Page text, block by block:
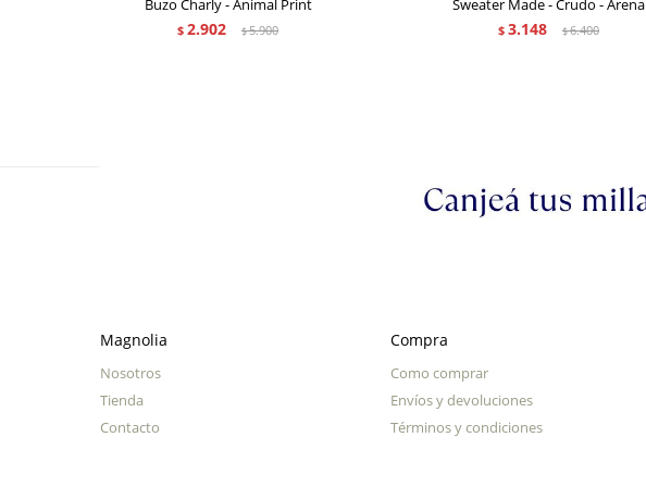
$ 2.902 $5.900 $ 3.148 $6.400
Magnolia
Nosotros
Tienda
Contacto
Compra
Como comprar
Envíos y devoluciones
Términos y condiciones